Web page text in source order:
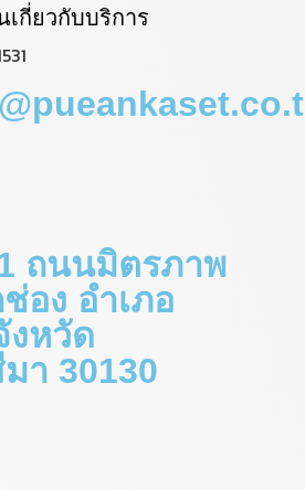
เกี่ยวกับบริการ
ถนนมิตรภาพ
อง อำเภอ
งหวัด
า 30130